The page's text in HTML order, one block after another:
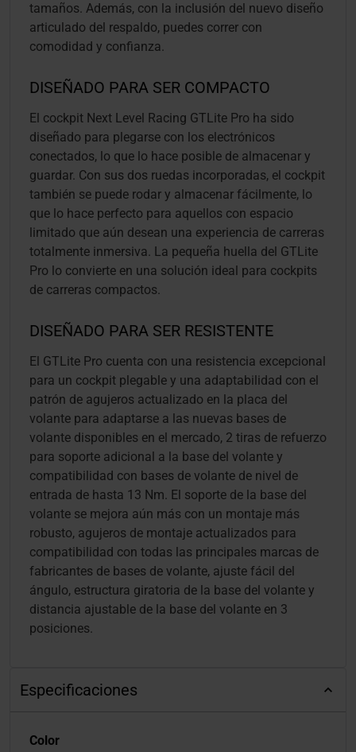
tamaños. Además, con la inclusión del nuevo diseño
articulado del respaldo, puedes correr con
comodidad y confianza.
DISEÑADO PARA SER COMPACTO
El cockpit Next Level Racing GTLite Pro ha sido
diseñado para plegarse con los electrónicos
conectados, lo que lo hace posible de almacenar y
guardar. Con sus dos ruedas incorporadas, el cockpit
también se puede rodar y almacenar fácilmente, lo
que lo hace perfecto para aquellos con espacio
limitado que aún desean una experiencia de carreras
totalmente inmersiva. La pequeña huella del GTLite
Pro lo convierte en una solución ideal para cockpits
de carreras compactos.
DISEÑADO PARA SER RESISTENTE
El GTLite Pro cuenta con una resistencia excepcional
para un cockpit plegable y una adaptabilidad con el
patrón de agujeros actualizado en la placa del
volante para adaptarse a las nuevas bases de
volante disponibles en el mercado, 2 tiras de refuerzo
para soporte adicional a la base del volante y
compatibilidad con bases de volante de nivel de
entrada de hasta 13 Nm. El soporte de la base del
volante se mejora aún más con un montaje más
robusto, agujeros de montaje actualizados para
compatibilidad con todas las principales marcas de
fabricantes de bases de volante, ajuste fácil del
ángulo, estructura giratoria de la base del volante y
distancia ajustable de la base del volante en 3
posiciones.
Especificaciones
Color